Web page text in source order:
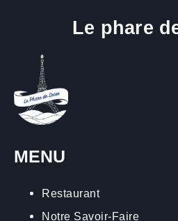
Le phare
MENU
Restaurant
Notre Savoir-Faire